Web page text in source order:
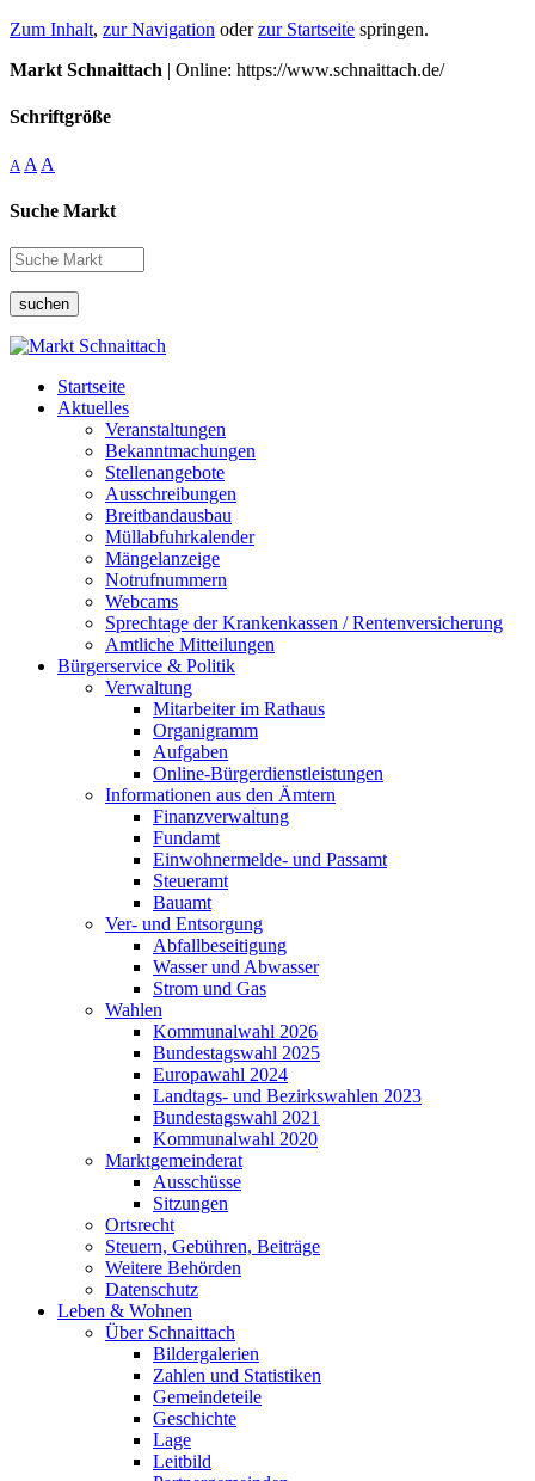
Zum Inhalt, zur Navigation oderzur Startseite springen.
Markt Schnaittach | Online: https://www.schnaittach.de/
Schriftgröße
A A A
Suche Markt
suchen
Startseite
Aktuelles
Veranstaltungen
Bekanntmachungen
Stellenangebote
Ausschreibungen
Breitbandausbau
Müllabfuhrkalender
Mängelanzeige
Notrufnummern
Webcams
Sprechtage der Krankenkassen / Rentenversicherung
Amtliche Mitteilungen
Bürgerservice & Politik
Verwaltung
Mitarbeiter im Rathaus
Organigramm
Aufgaben
Online-Bürgerdienstleistungen
Informationen aus den Ämtern
Finanzverwaltung
Fundamt
Einwohnermelde- und Passamt
Steueramt
Bauamt
Ver- und Entsorgung
Abfallbeseitigung
Wasser und Abwasser
Strom und Gas
Wahlen
Kommunalwahl 2026
Bundestagswahl 2025
Europawahl 2024
Landtags- und Bezirkswahlen 2023
Bundestagswahl 2021
Kommunalwahl 2020
Marktgemeinderat
Ausschüsse
Sitzungen
Ortsrecht
Steuern, Gebühren, Beiträge
Weitere Behörden
Datenschutz
Leben & Wohnen
Über Schnaittach
Bildergalerien
Zahlen und Statistiken
Gemeindeteile
Geschichte
Lage
Leitbild